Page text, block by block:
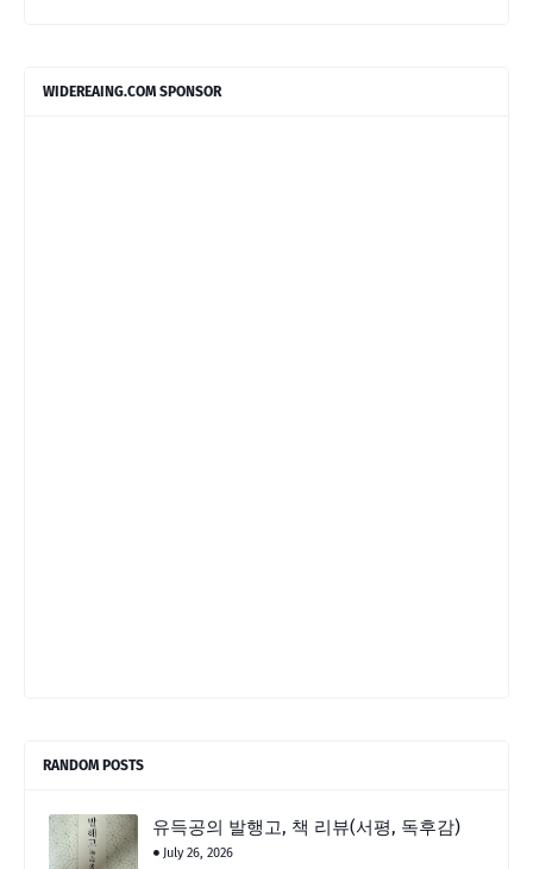
WIDEREAING.COM SPONSOR
RANDOM POSTS
유득공의 발행고, 책 리뷰(서평, 독후감)
July 26, 2026